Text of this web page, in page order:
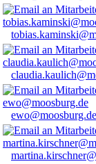
ewo@moosburg.de